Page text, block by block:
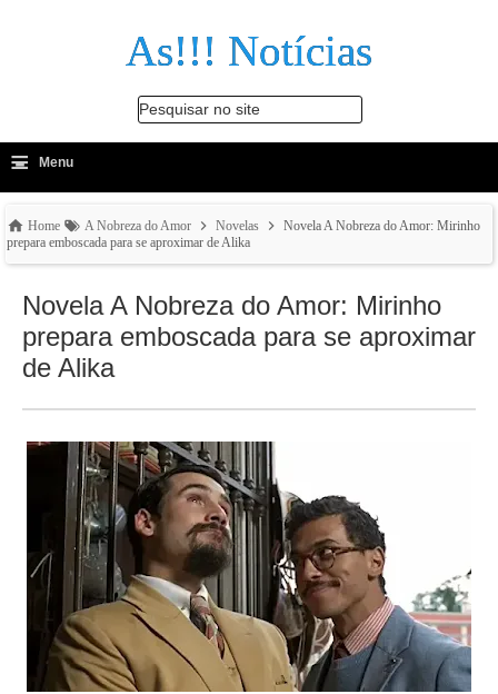
As!!! Notícias
Pesquisar no site
-
≡ Menu
Home A Nobreza do Amor Novelas
Novela A Nobreza do Amor: Mirinho
prepara emboscada para se aproximar de Alika
Novela A Nobreza do Amor: Mirinho
prepara emboscada para se aproximar
de Alika